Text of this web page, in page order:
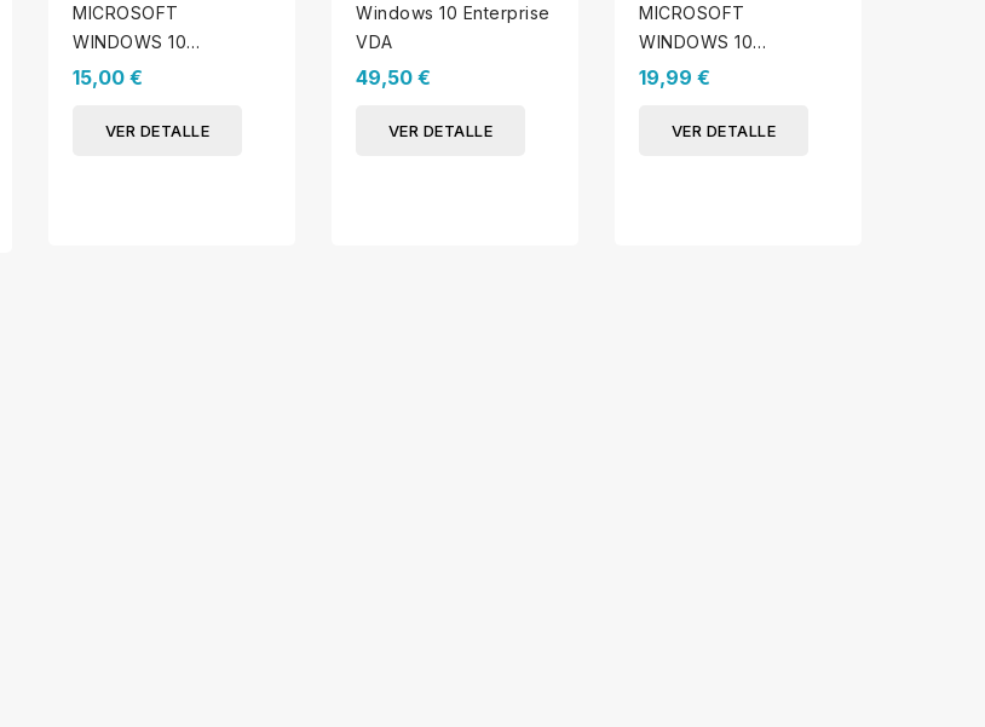
MICROSOFT
WINDOWS 10
EDUCACIÓN
15,00 €
VER DETALLE
Windows 10 Enterprise
VDA
49,50 €
VER DETALLE
MICROSOFT
WINDOWS 10
ENTERPRISE LTSC
19,99 €
VER DETALLE